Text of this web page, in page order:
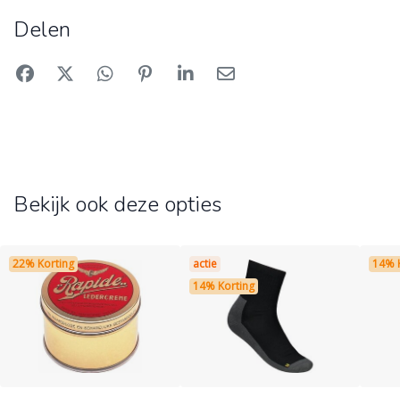
Delen
Bekijk ook deze opties
22% Korting
actie
14% Korting
14%